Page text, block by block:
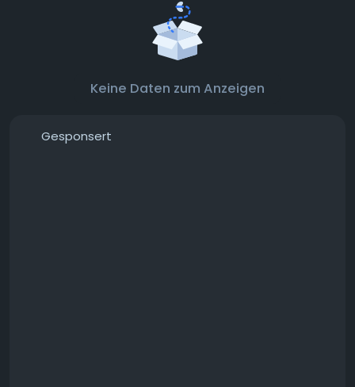
Keine Daten zum Anzeigen
Gesponsert